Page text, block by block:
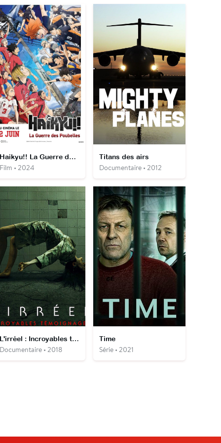
Haikyu!! La Guerre des Poubelles
• 2024
Titans des airs
Documentaire • 2012
L'irréel : Incroyables témoignages
• 2018
Time
Série • 2021